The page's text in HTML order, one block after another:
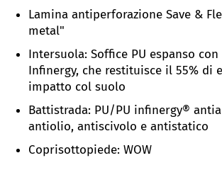
Lamina antiperforazione Save &
metal"
Intersuola: Soffice PU espanso con
Infinergy, che restituisce il 55% di
impatto col suolo
Battistrada: PU/PU infinergy®
antiolio, antiscivolo e antistatico
Coprisottopiede: WOW